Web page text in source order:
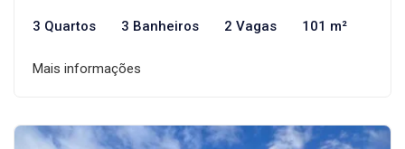
3 Quartos 3 Banheiros 2 Vagas 101 m²
Mais informações